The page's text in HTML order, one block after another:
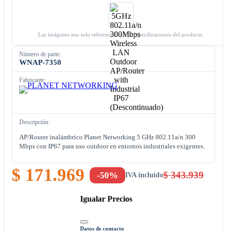
Las imágenes son solo referenciales. Ver especificaciones del producto.
Número de parte:
WNAP-7350
Fabricante:
Descripción:
AP/Router inalámbrico Planet Networking 5 GHz 802.11a/n 300
Mbps con IP67 para uso outdoor en entornos industriales exigentes.
$ 171.969 -50% IVA incluido$ 343.939
Igualar Precios
Datos de contacto